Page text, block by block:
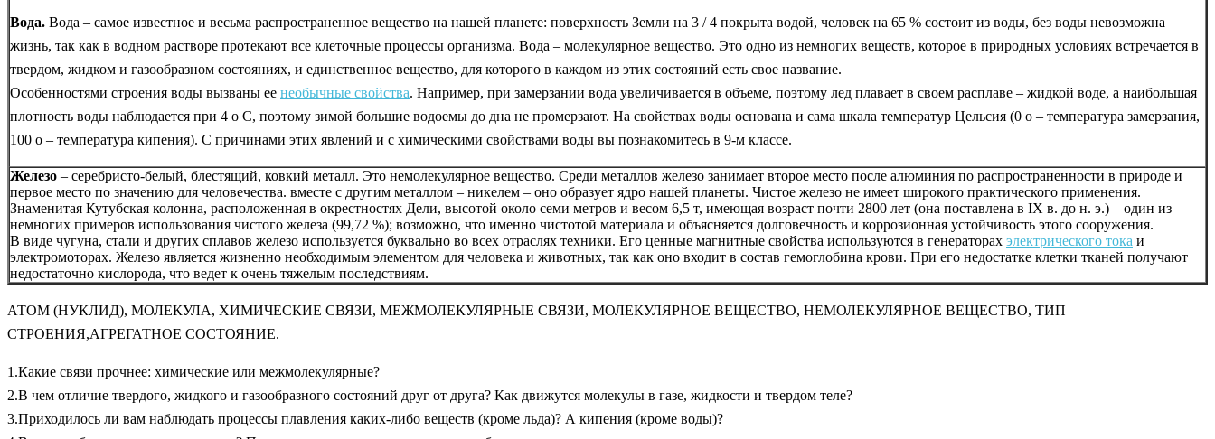
Вода. Вода – самое известное и весьма распространенное вещество на нашей планете: поверхность Земли на 3 / 4 покрыта водой, человек на 65 % состоит из воды, без воды невозможна
жизнь, так как в водном растворе протекают все клеточные процессы организма. Вода – молекулярное вещество. Это одно из немногих веществ, которое в природных условиях встречается в
твердом, жидком и газообразном состояниях, и единственное вещество, для которого в каждом из этих состояний есть свое название.
Особенностями строения воды вызваны ее необычные свойства. Например, при замерзании вода увеличивается в объеме, поэтому лед плавает в своем расплаве – жидкой воде, а наибольшая
плотность воды наблюдается при 4 o С, поэтому зимой большие водоемы до дна не промерзают. На свойствах воды основана и сама шкала температур Цельсия (0 o – температура замерзания,
100 o – температура кипения). С причинами этих явлений и с химическими свойствами воды вы познакомитесь в 9-м классе.
Железо – серебристо-белый, блестящий, ковкий металл. Это немолекулярное вещество. Среди металлов железо занимает второе место после алюминия по распространенности в природе и
первое место по значению для человечества. вместе с другим металлом – никелем – оно образует ядро нашей планеты. Чистое железо не имеет широкого практического применения.
Знаменитая Кутубская колонна, расположенная в окрестностях Дели, высотой около семи метров и весом 6,5 т, имеющая возраст почти 2800 лет (она поставлена в IX в. до н. э.) – один из
немногих примеров использования чистого железа (99,72 %); возможно, что именно чистотой материала и объясняется долговечность и коррозионная устойчивость этого сооружения.
В виде чугуна, стали и других сплавов железо используется буквально во всех отраслях техники. Его ценные магнитные свойства используются в генераторах электрического тока и
электромоторах. Железо является жизненно необходимым элементом для человека и животных, так как оно входит в состав гемоглобина крови. При его недостатке клетки тканей получают
недостаточно кислорода, что ведет к очень тяжелым последствиям.
АТОМ (НУКЛИД), МОЛЕКУЛА, ХИМИЧЕСКИЕ СВЯЗИ, МЕЖМОЛЕКУЛЯРНЫЕ СВЯЗИ, МОЛЕКУЛЯРНОЕ ВЕЩЕСТВО, НЕМОЛЕКУЛЯРНОЕ ВЕЩЕСТВО, ТИП
СТРОЕНИЯ,АГРЕГАТНОЕ СОСТОЯНИЕ.
1.Какие связи прочнее: химические или межмолекулярные?
2.В чем отличие твердого, жидкого и газообразного состояний друг от друга? Как движутся молекулы в газе, жидкости и твердом теле?
3.Приходилось ли вам наблюдать процессы плавления каких-либо веществ (кроме льда)? А кипения (кроме воды)?